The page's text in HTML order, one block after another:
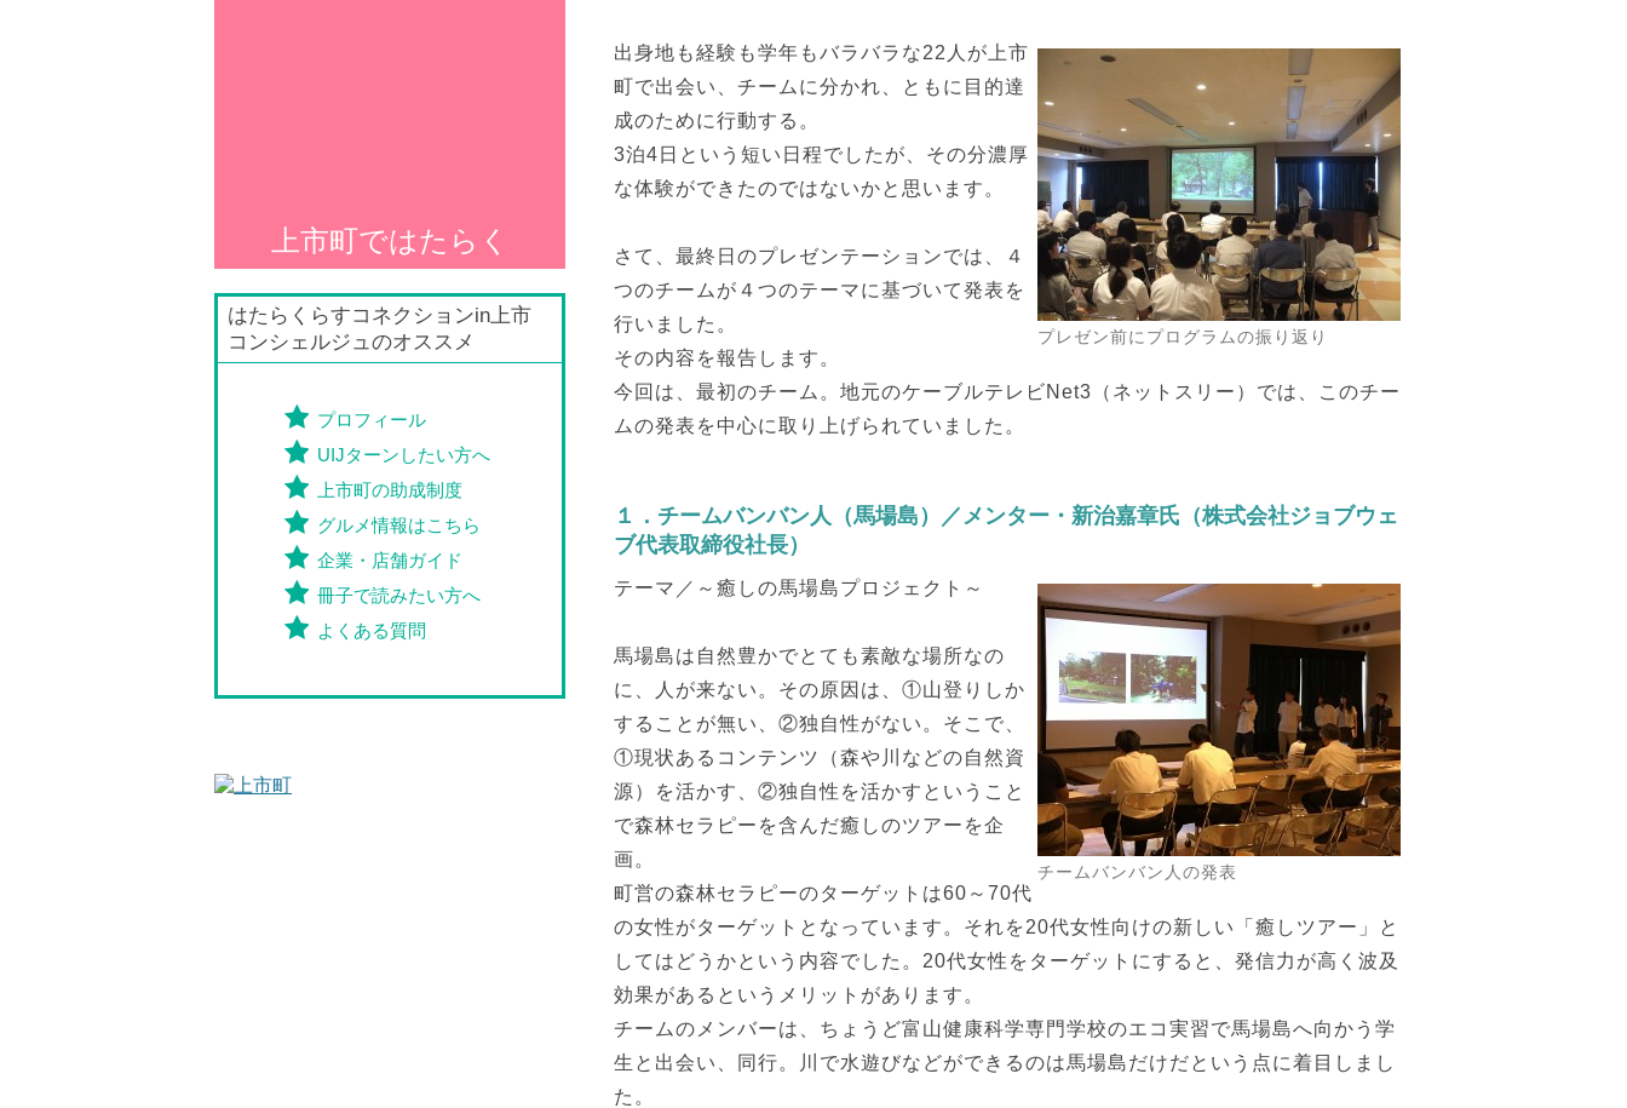
プレゼン前にプログラムの振り返り
出身地も経験も学年もバラバラな22人が上市
町で出会い、チームに分かれ、ともに目的達
成のために行動する。
3泊4日という短い日程でしたが、その分濃厚
な体験ができたのではないかと思います。
さて、最終日のプレゼンテーションでは、４
つのチームが４つのテーマに基づいて発表を
行いました。
その内容を報告します。
今回は、最初のチーム。地元のケーブルテレビNet3（ネットスリー）では、このチー
ムの発表を中心に取り上げられていました。
１．チームバンバン人（馬場島）／メンター・新治嘉章氏（株式会社ジョブウェ
ブ代表取締役社長）
チームバンバン人の発表
テーマ／～癒しの馬場島プロジェクト～
馬場島は自然豊かでとても素敵な場所なの
に、人が来ない。その原因は、①山登りしか
することが無い、②独自性がない。そこで、
①現状あるコンテンツ（森や川などの自然資
源）を活かす、②独自性を活かすということ
で森林セラピーを含んだ癒しのツアーを企
画。
町営の森林セラピーのターゲットは60～70代
の女性がターゲットとなっています。それを20代女性向けの新しい「癒しツアー」と
してはどうかという内容でした。20代女性をターゲットにすると、発信力が高く波及
効果があるというメリットがあります。
チームのメンバーは、ちょうど富山健康科学専門学校のエコ実習で馬場島へ向かう学
生と出会い、同行。川で水遊びなどができるのは馬場島だけだという点に着目しまし
た。
上市町ではたらく
はたらくらすコネクションin上市
コンシェルジュのオススメ
プロフィール
UIJターンしたい方へ
上市町の助成制度
グルメ情報はこちら
企業・店舗ガイド
冊子で読みたい方へ
よくある質問